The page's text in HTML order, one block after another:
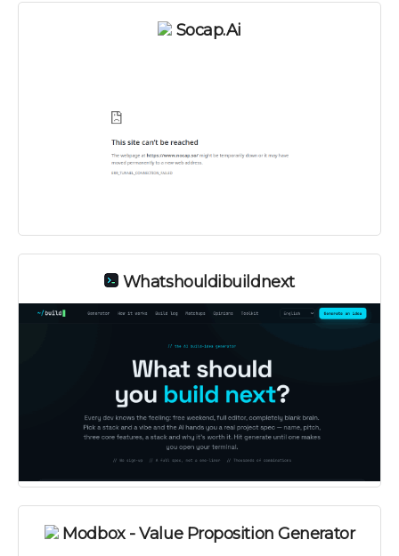
Socap.ai
Whatshouldibuildnext
Modbox - Value Proposition Generator